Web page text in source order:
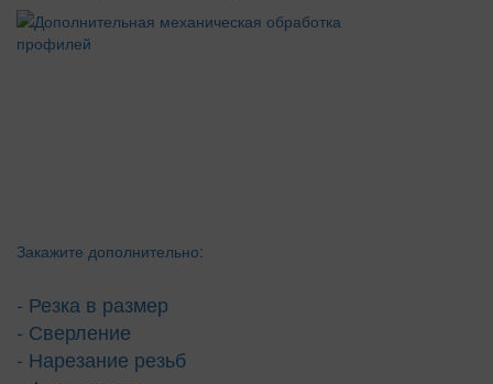
Закажите дополнительно:
- Резка в размер
- Сверление
- Нарезание резьб